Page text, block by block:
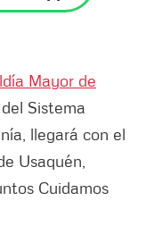
Mayor de
Sistema
llegará con el
Usaquén,
Cuidamos